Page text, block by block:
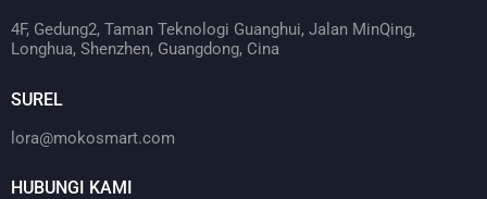
4F, Gedung2, Taman Teknologi Guanghui, Jalan MinQing,
Longhua, Shenzhen, Guangdong, Cina
SUREL
lora@mokosmart.com
HUBUNGI KAMI